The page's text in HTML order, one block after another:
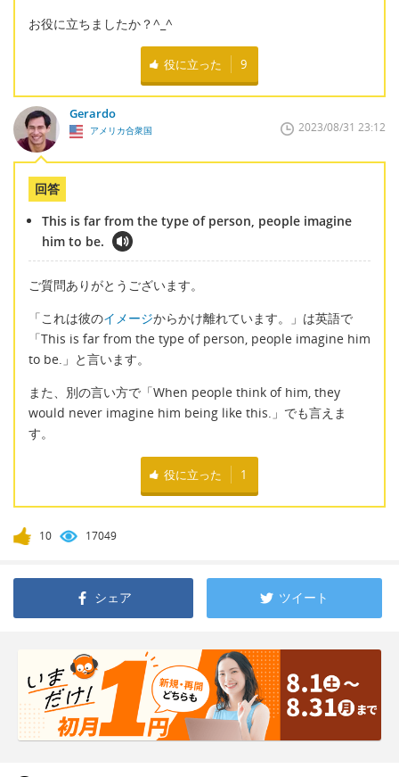
お役に立ちましたか？^_^
役に立った 9
Gerardo
アメリカ合衆国 2023/08/31 23:12
回答
This is far from the type of person, people imagine
him to be.
ご質問ありがとうございます。
「これは彼のイメージからかけ離れています。」は英語で
「This is far from the type of person, people imagine him
to be.」と言います。
また、別の言い方で「When people think of him, they
would never imagine him being like this.」でも言えま
す。
役に立った 1
10 17049
シェア ツイート